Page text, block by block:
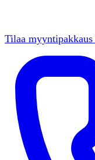
Tilaa myyntipakkaus